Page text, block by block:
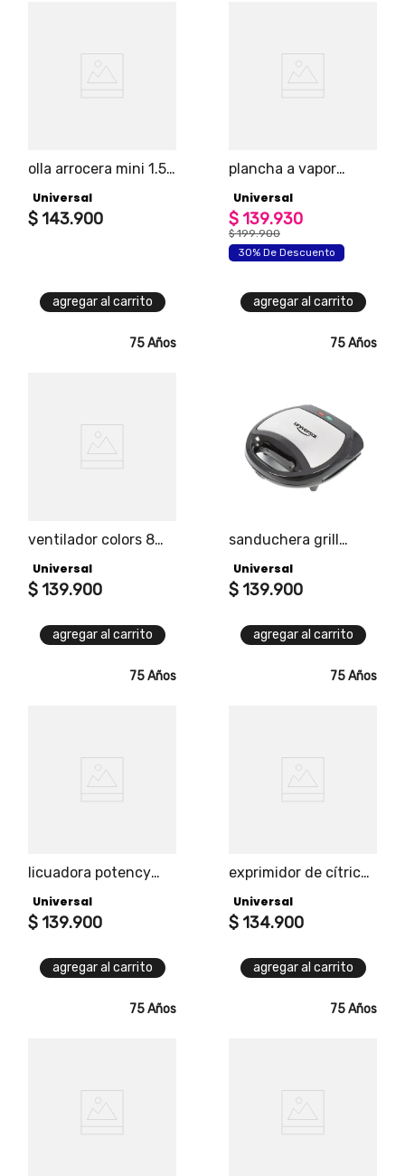
olla arrocera mini 1.5
Universal
$ 143.900
agregar al carrito
plancha a vapor
Universal
$ 139.930
$ 199.900
30% De Descuento
agregar al carrito
75 Años
ventilador colors 8
Universal
$ 139.900
agregar al carrito
75 Años
sanduchera grill
Universal
$ 139.900
agregar al carrito
75 Años
licuadora potency
de potencia, 5
velocidades más
sola pieza, con
Universal
$ 139.900
agregar al carrito
75 Años
exprimidor de cítricos
Universal
$ 134.900
agregar al carrito
75 Años 75 Años